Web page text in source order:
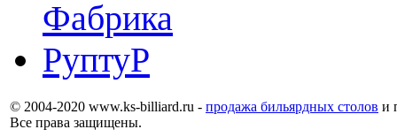
© 2004-2020 www.ks-billiard.ru - продажа бильярдных столов и
Все права защищены.